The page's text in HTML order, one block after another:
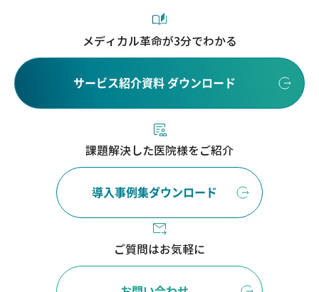
メディカル革命が3分でわかる
サービス紹介資料 ダウンロード
課題解決した医院様をご紹介
導入事例集ダウンロード
ご質問はお気軽に